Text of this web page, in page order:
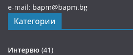
e-mail: bapm@bapm.bg
Категории
Интервю (41)